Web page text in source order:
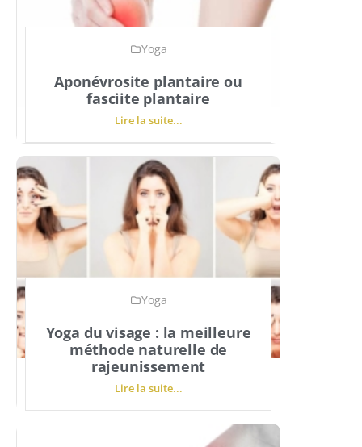
Yoga
Aponévrosite plantaire ou
fasciite plantaire
Lire la suite...
Yoga
Yoga du visage : la meilleure
méthode naturelle de
rajeunissement
Lire la suite...